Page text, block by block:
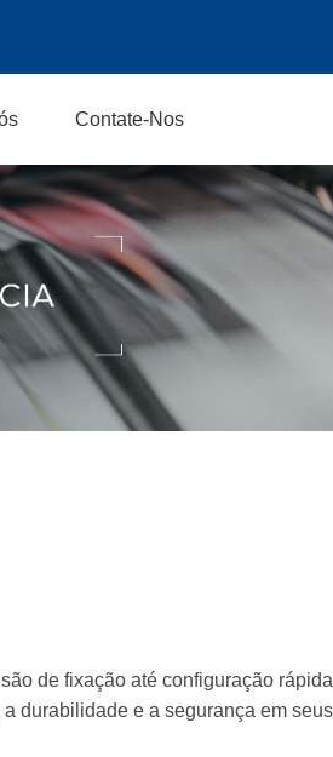
Contate-Nos
de fixação até configuração
durabilidade e a segurança em